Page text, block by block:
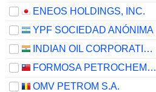
ENEOS HOLDINGS, INC.
YPF SOCIEDAD ANÓNIMA
INDIAN OIL CORPORATION LIMITED
FORMOSA PETROCHEMICAL CORPORATION
OMV PETROM S.A.